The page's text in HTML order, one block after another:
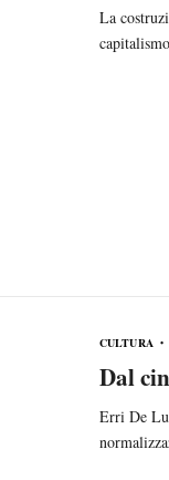
La
CULTURA
Dal
Erri De